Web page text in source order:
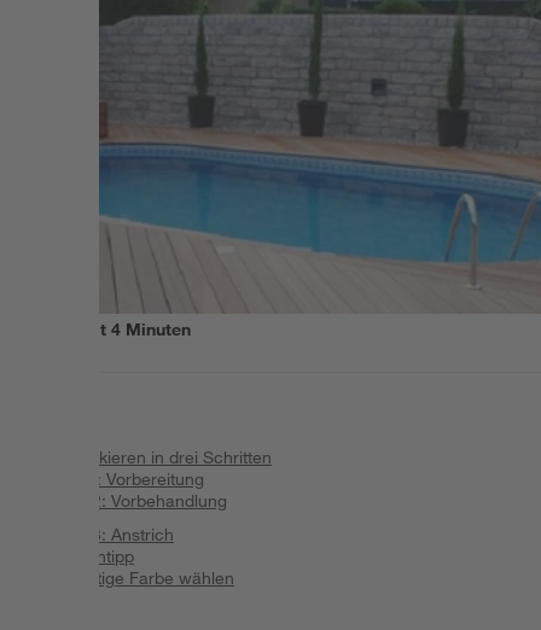
Lesezeit4 Minuten
Pool lackieren in drei Schritten
Schritt1: Vorbereitung
Schritt 2: Vorbehandlung
Schritt 3: Anstrich
Expertentipp
Die richtige Farbe wählen